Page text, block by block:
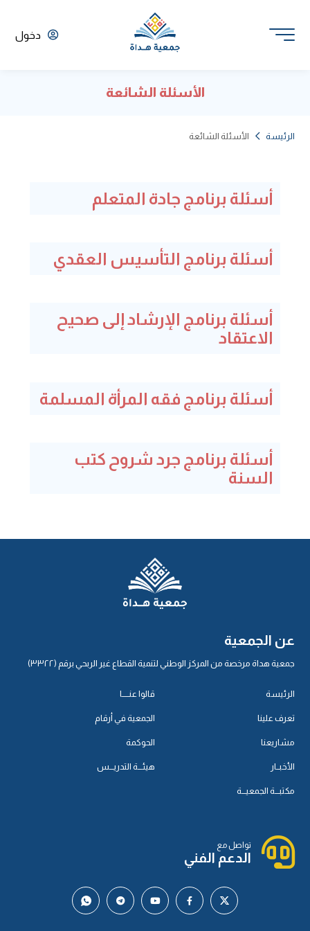
دخول
الأسئلة الشائعة
الرئيسة الأسئلة الشائعة
أسئلة برنامج جادة المتعلم
أسئلة برنامج التأسيس العقدي
أسئلة برنامج الإرشاد إلى صحيح
الاعتقاد
أسئلة برنامج فقه المرأة المسلمة
أسئلة برنامج جرد شروح كتب
السنة
عن الجمعية
جمعية هداة مرخصة من المركز الوطني لتنمية القطاع غير الربحي برقم (٣٣٢٢)
الرئيسة
تعرف علينا
مشاريعنا
الأخبــار
مكتبـــة الجمعيـــة
قالوا عنـــــا
الجمعية في أرقام
الحوكمة
هيئـــة التدريـــس
تواصل مع
الدعم الفني